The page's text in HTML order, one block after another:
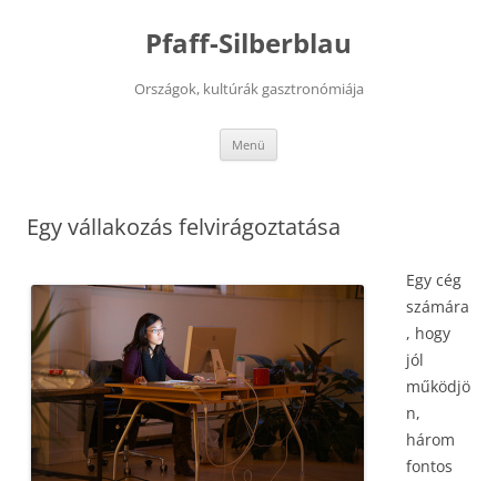
Pfaff-Silberblau
Országok, kultúrák gasztronómiája
Menü
Egy vállakozás felvirágoztatása
Egy cég
számára
, hogy
jól
működjö
n,
három
fontos